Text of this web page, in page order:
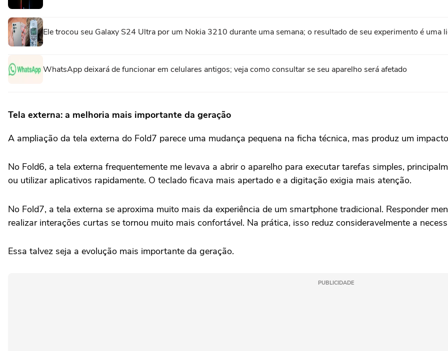
Ele trocou seu Galaxy S24 Ultra por um Nokia 3210 durante uma semana; o resultado de seu experimento é uma
WhatsApp deixará de funcionar em celulares antigos; veja como consultar se seu aparelho será afetado
Tela externa: a melhoria mais importante da geração
A ampliação da tela externa do Fold7 parece uma mudança pequena na ficha técnica, mas produz um
No Fold6, a tela externa frequentemente me levava a abrir o aparelho para executar tarefas simples,
ou utilizar aplicativos rapidamente. O teclado ficava mais apertado e a digitação exigia mais atenção.
No Fold7, a tela externa se aproxima muito mais da experiência de um smartphone tradicional. Responder
realizar interações curtas se tornou muito mais confortável. Na prática, isso reduz consideravelmente a
Essa talvez seja a evolução mais importante da geração.
PUBLICIDADE